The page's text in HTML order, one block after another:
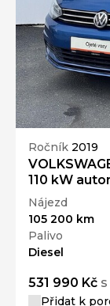
Ročník 2019
110 kW
Nájezd
105 200 km
Palivo
Diesel
531 990 Kč
Přidat k